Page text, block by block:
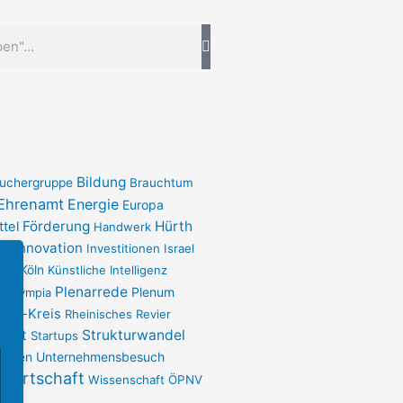
Bildung Brauchtum
Energie Europa
Förderung Handwerk Hürth
Innovation Investitionen Israel
Köln Künstliche Intelligenz
Olympia Plenarrede Plenum
Erft-Kreis Rheinisches Revier
Startups Strukturwandel
Unternehmensbesuch
Wirtschaft Wissenschaft ÖPNV